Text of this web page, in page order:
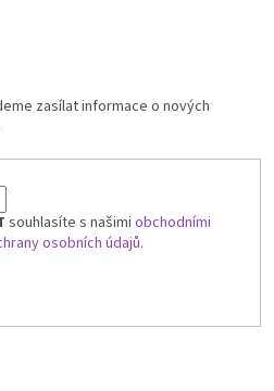
zasílat informace o nových
souhlasíte s našimi obchodními
osobních údajů.